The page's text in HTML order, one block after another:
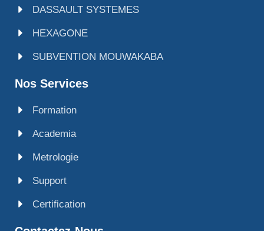
DASSAULT SYSTEMES
HEXAGONE
SUBVENTION MOUWAKABA
Nos Services
Formation
Academia
Metrologie
Support
Certification